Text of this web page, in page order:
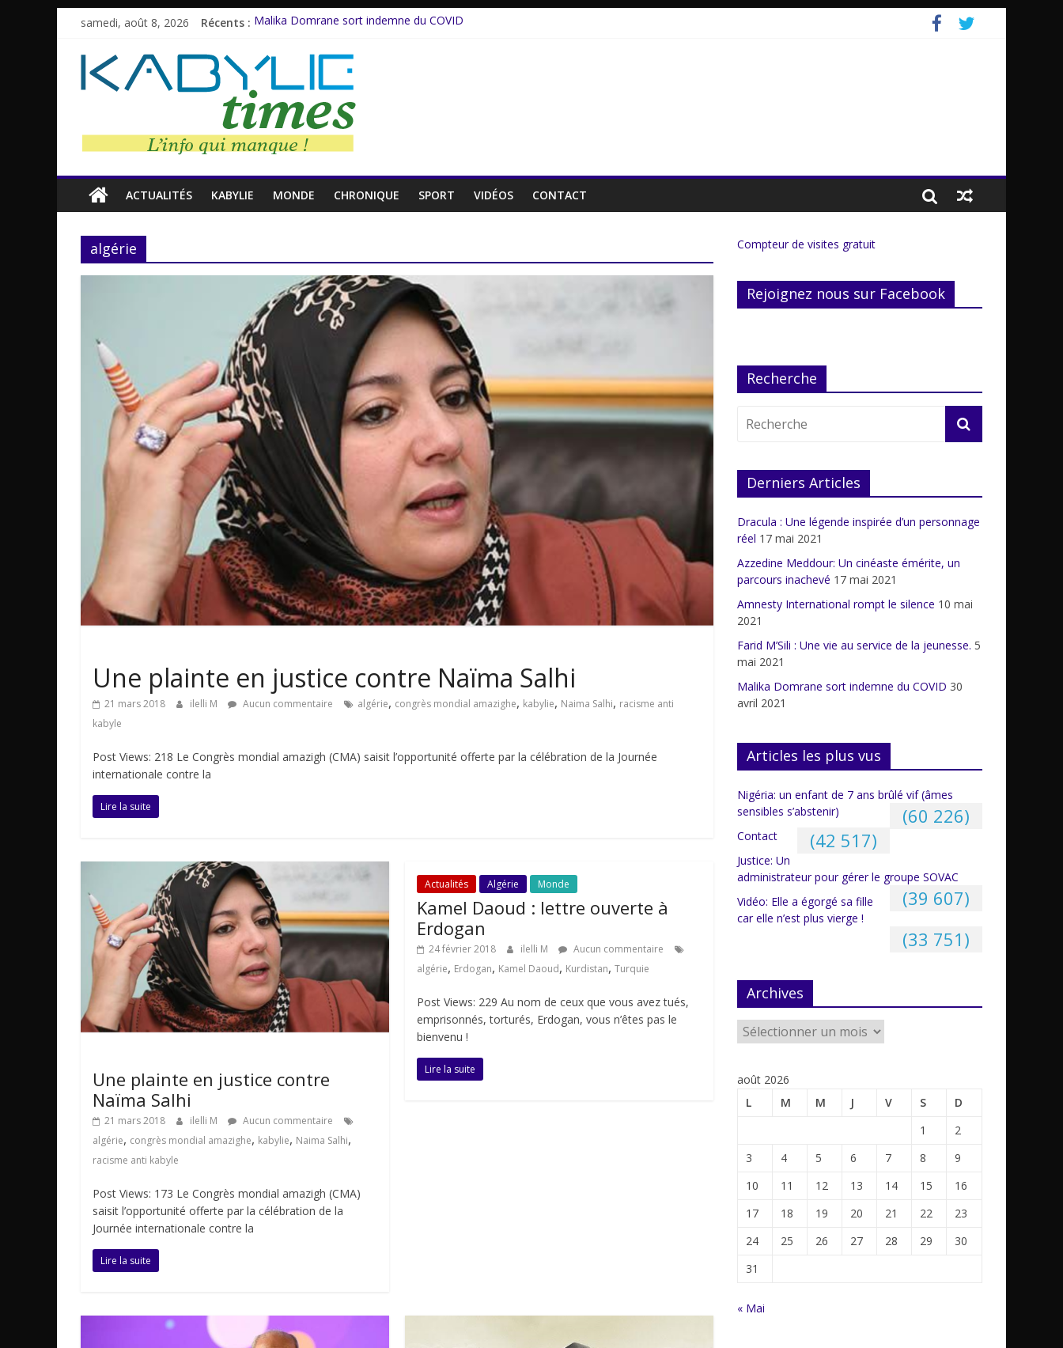
samedi, août 8, 2026 Récents : Malika Domrane sort indemne du COVID
Azzedine Meddour: Un cinéaste émérite, un parcours inachevé
Amnesty International rompt le silence
Farid M’Sili : Une vie au service de la jeunesse.
ACTUALITÉS KABYLIE MONDE CHRONIQUE SPORT VIDÉOS CONTACT
algérie
Une plainte en justice contre Naïma Salhi
21 mars 2018 ilelli M Aucun commentaire algérie, congrès mondial amazighe, kabylie, Naima Salhi, racisme anti
kabyle
Post Views: 218 Le Congrès mondial amazigh (CMA) saisit l’opportunité offerte par la célébration de la Journée
internationale contre la
Lire la suite
Une plainte en justice contre
Naïma Salhi
21 mars 2018 ilelli M
Aucun commentaire
algérie, congrès mondial amazighe, kabylie, Naima Salhi,
racisme anti kabyle
Post Views: 173 Le Congrès mondial amazigh (CMA)
saisit l’opportunité offerte par la célébration de la
Journée internationale contre la
Lire la suite
Actualités Algérie Monde
Kamel Daoud : lettre ouverte à
Erdogan
24 février 2018 ilelli M
Aucun commentaire
algérie, Erdogan, Kamel Daoud, Kurdistan,Turquie
Post Views: 229 Au nom de ceux que vous avez tués,
emprisonnés, torturés, Erdogan, vous n’êtes pas le
bienvenu !
Lire la suite
Compteur de visites gratuit
Rejoignez nous sur Facebook
Recherche
Derniers Articles
Dracula : Une légende inspirée d’un personnage
réel 17 mai 2021
Azzedine Meddour: Un cinéaste émérite, un
parcours inachevé 17 mai 2021
Amnesty International rompt le silence 10 mai
2021
Farid M’Sili : Une vie au service de la jeunesse. 5
mai 2021
Malika Domrane sort indemne du COVID 30
avril 2021
Articles les plus vus
Nigéria: un enfant de 7 ans brûlé vif (âmes
sensibles s’abstenir)
(60 226)
Contact (42 517)
Justice: Un
administrateur pour gérer le groupe SOVAC
(39 607)
Vidéo: Elle a égorgé sa fille
car elle n’est plus vierge !
(33 751)
Archives
août 2026
L
M M J V S
D
1
2
3
4 5 6 7 8
9
10
11 12 13 14 15
16
17
18 19 20 21 22
23
24
25 26 27 28 29
30
31
« Mai